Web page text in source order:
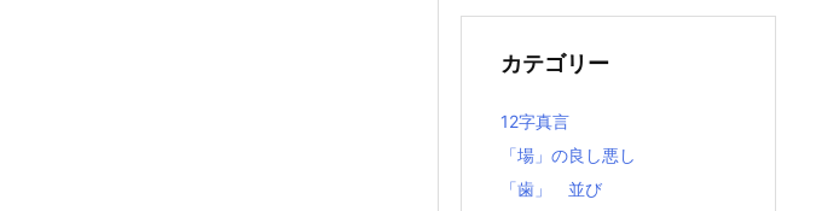
記
カテゴリー
12字真言
「場」の良し悪し
「歯」 並び